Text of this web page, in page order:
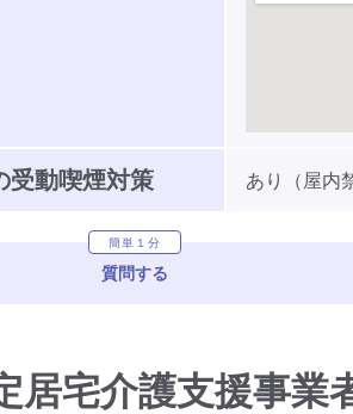
受動喫煙対策 あり（屋内
簡単１分
質問する
居宅介護支援事